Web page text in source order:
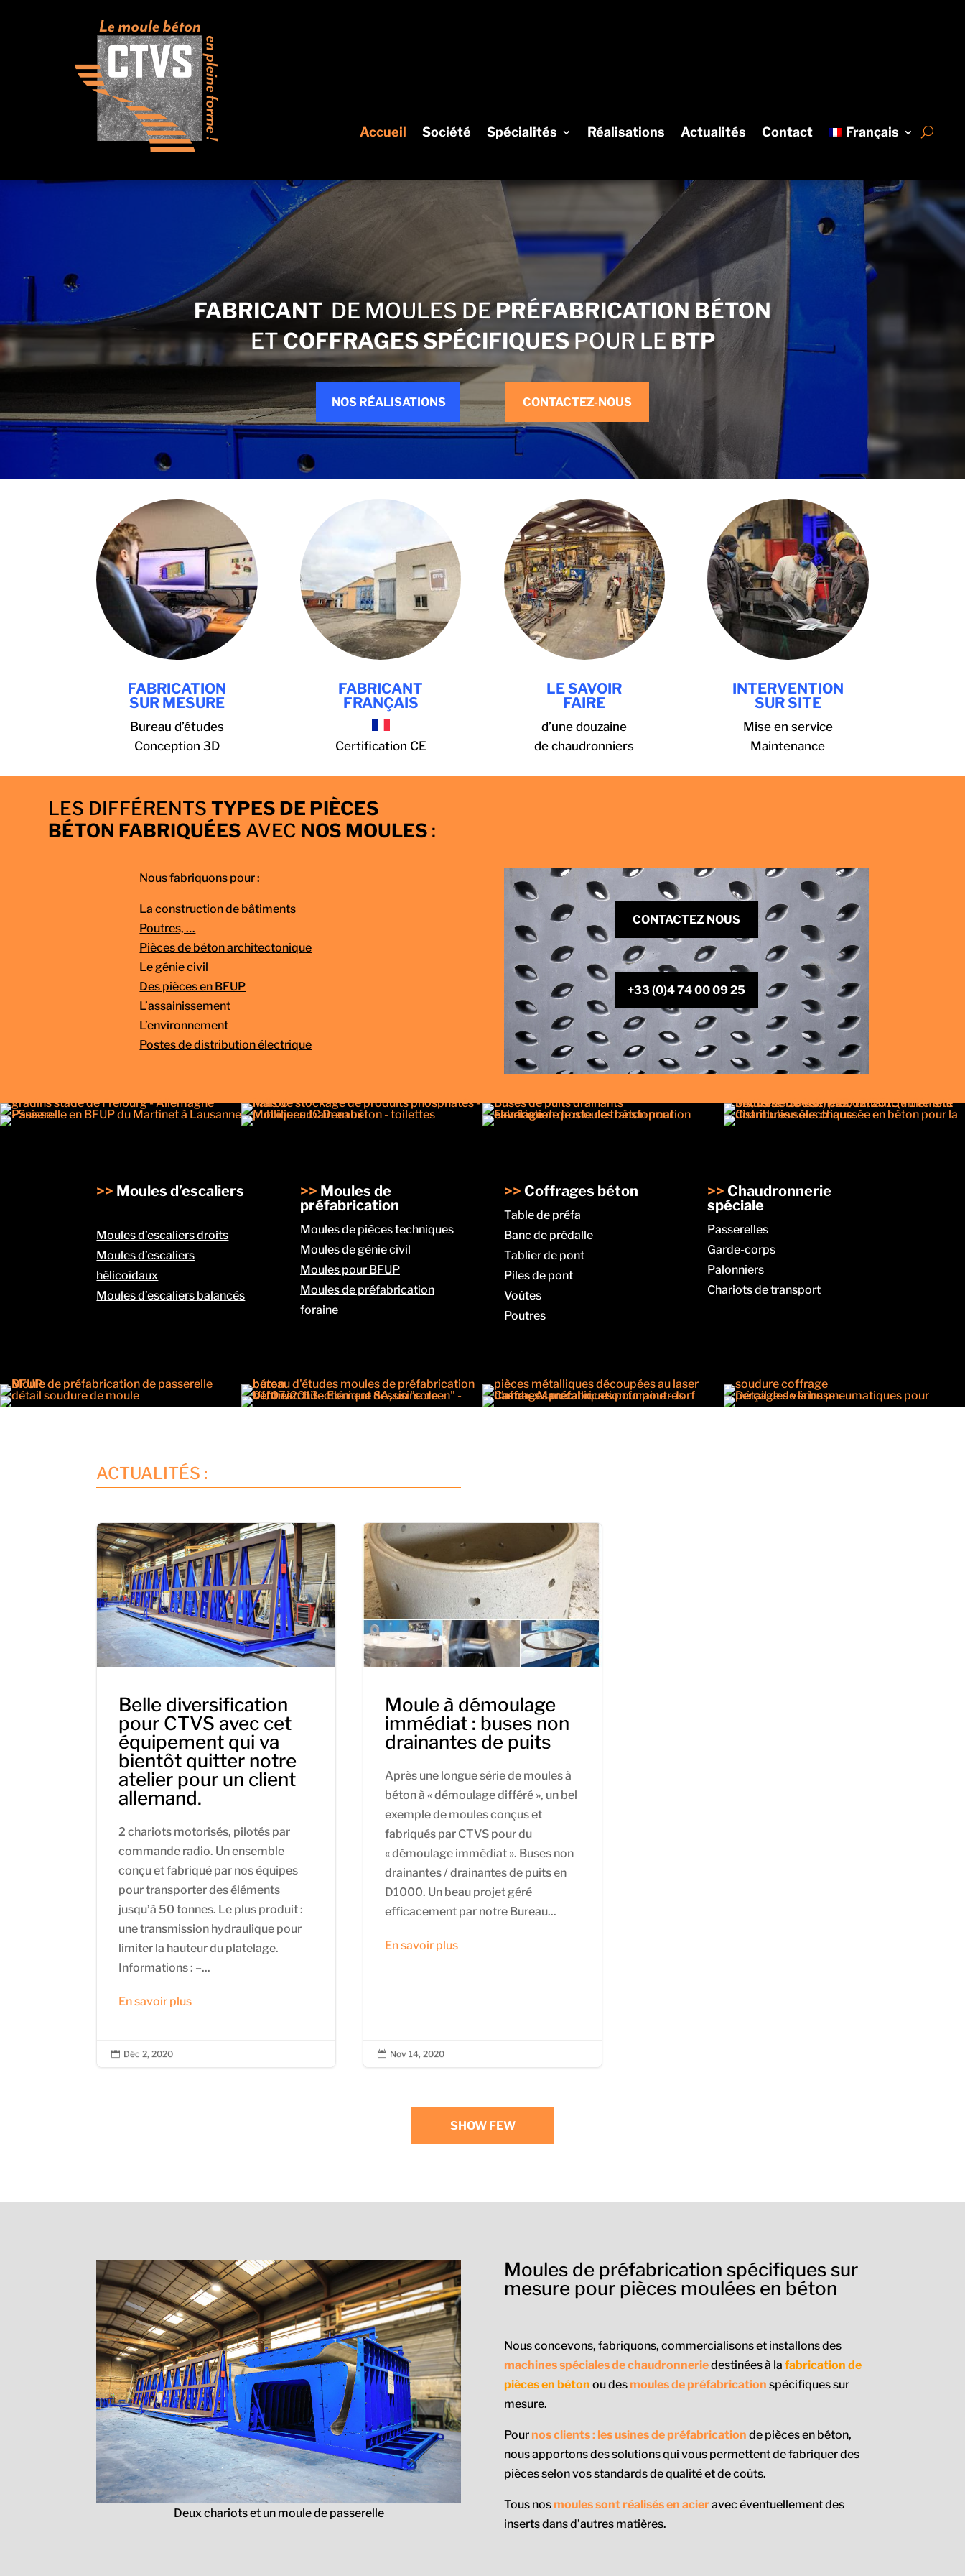
Accueil Société Spécialités Réalisations Actualités Contact Français
FABRICANT DE MOULES DEPRÉFABRICATION BÉTON
ETCOFFRAGES SPÉCIFIQUESPOUR LE BTP
NOS RÉALISATIONS CONTACTEZ-NOUS
FABRICATION
SUR MESURE
Bureau d’études
Conception 3D
FABRICANT
FRANÇAIS
Certification CE
LE SAVOIR
FAIRE
d’une douzaine
de chaudronniers
INTERVENTION
SUR SITE
Mise en service
Maintenance
LES DIFFÉRENTSTYPES DE PIÈCES
BÉTON FABRIQUÉES AVEC NOS MOULES :
Nous fabriquons pour :
La construction de bâtiments
Poutres, …
Pièces de béton architectonique
Le génie civil
Des pièces en BFUP
L’assainissement
L’environnement
Postes de distribution électrique
CONTACTEZ NOUS
+33 (0)4 74 00 09 25
>> Moules d’escaliers
Moules d’escaliers droits
Moules d’escaliers
hélicoïdaux
Moules d’escaliers balancés
>> Moules de
préfabrication
Moules de pièces techniques
Moules de génie civil
Moules pour BFUP
Moules de préfabrication
foraine
>> Coffrages béton
Table de préfa
Banc de prédalle
Tablier de pont
Piles de pont
Voûtes
Poutres
>> Chaudronnerie
spéciale
Passerelles
Garde-corps
Palonniers
Chariots de transport
ACTUALITÉS :
Belle diversification
pour CTVS avec cet
équipement qui va
bientôt quitter notre
atelier pour un client
allemand.
2 chariots motorisés, pilotés par
commande radio. Un ensemble
conçu et fabriqué par nos équipes
pour transporter des éléments
jusqu’à 50 tonnes. Le plus produit :
une transmission hydraulique pour
limiter la hauteur du platelage.
Informations : –...
En savoir plus
 Déc 2, 2020
Moule à démoulage
immédiat : buses non
drainantes de puits
Après une longue série de moules à
béton à « démoulage différé », un bel
exemple de moules conçus et
fabriqués par CTVS pour du
« démoulage immédiat ». Buses non
drainantes / drainantes de puits en
D1000. Un beau projet géré
efficacement par notre Bureau...
En savoir plus
 Nov 14, 2020
SHOW FEW
Deux chariots et un moule de passerelle
Moules de préfabrication spécifiques sur
mesure pour pièces moulées en béton
Nous concevons, fabriquons, commercialisons et installons des
machines spéciales de chaudronneriedestinées à la fabrication de
pièces en béton ou des moules de préfabrication spécifiques sur
mesure.
Pour nos clients : les usines de préfabrication de pièces en béton,
nous apportons des solutions qui vous permettent de fabriquer des
pièces selon vos standards de qualité et de coûts.
Tous nos moules sont réalisés en acieravec éventuellement des
inserts dans d’autres matières.